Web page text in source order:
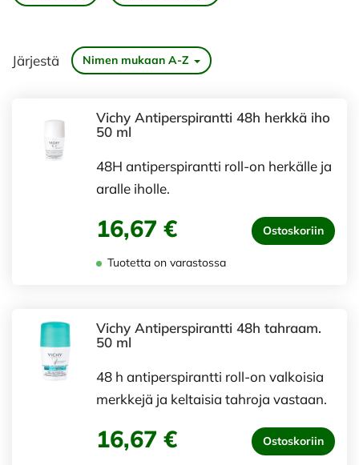
Järjestä Nimen mukaan A-Z
Vichy Antiperspirantti 48h herkkä iho
50 ml
48H antiperspirantti roll-on herkälle ja
aralle iholle.
16,67 € Ostoskoriin
Tuotetta on varastossa
Vichy Antiperspirantti 48h tahraam.
50 ml
48 h antiperspirantti roll-on valkoisia
merkkejä ja keltaisia tahroja vastaan.
16,67 € Ostoskoriin